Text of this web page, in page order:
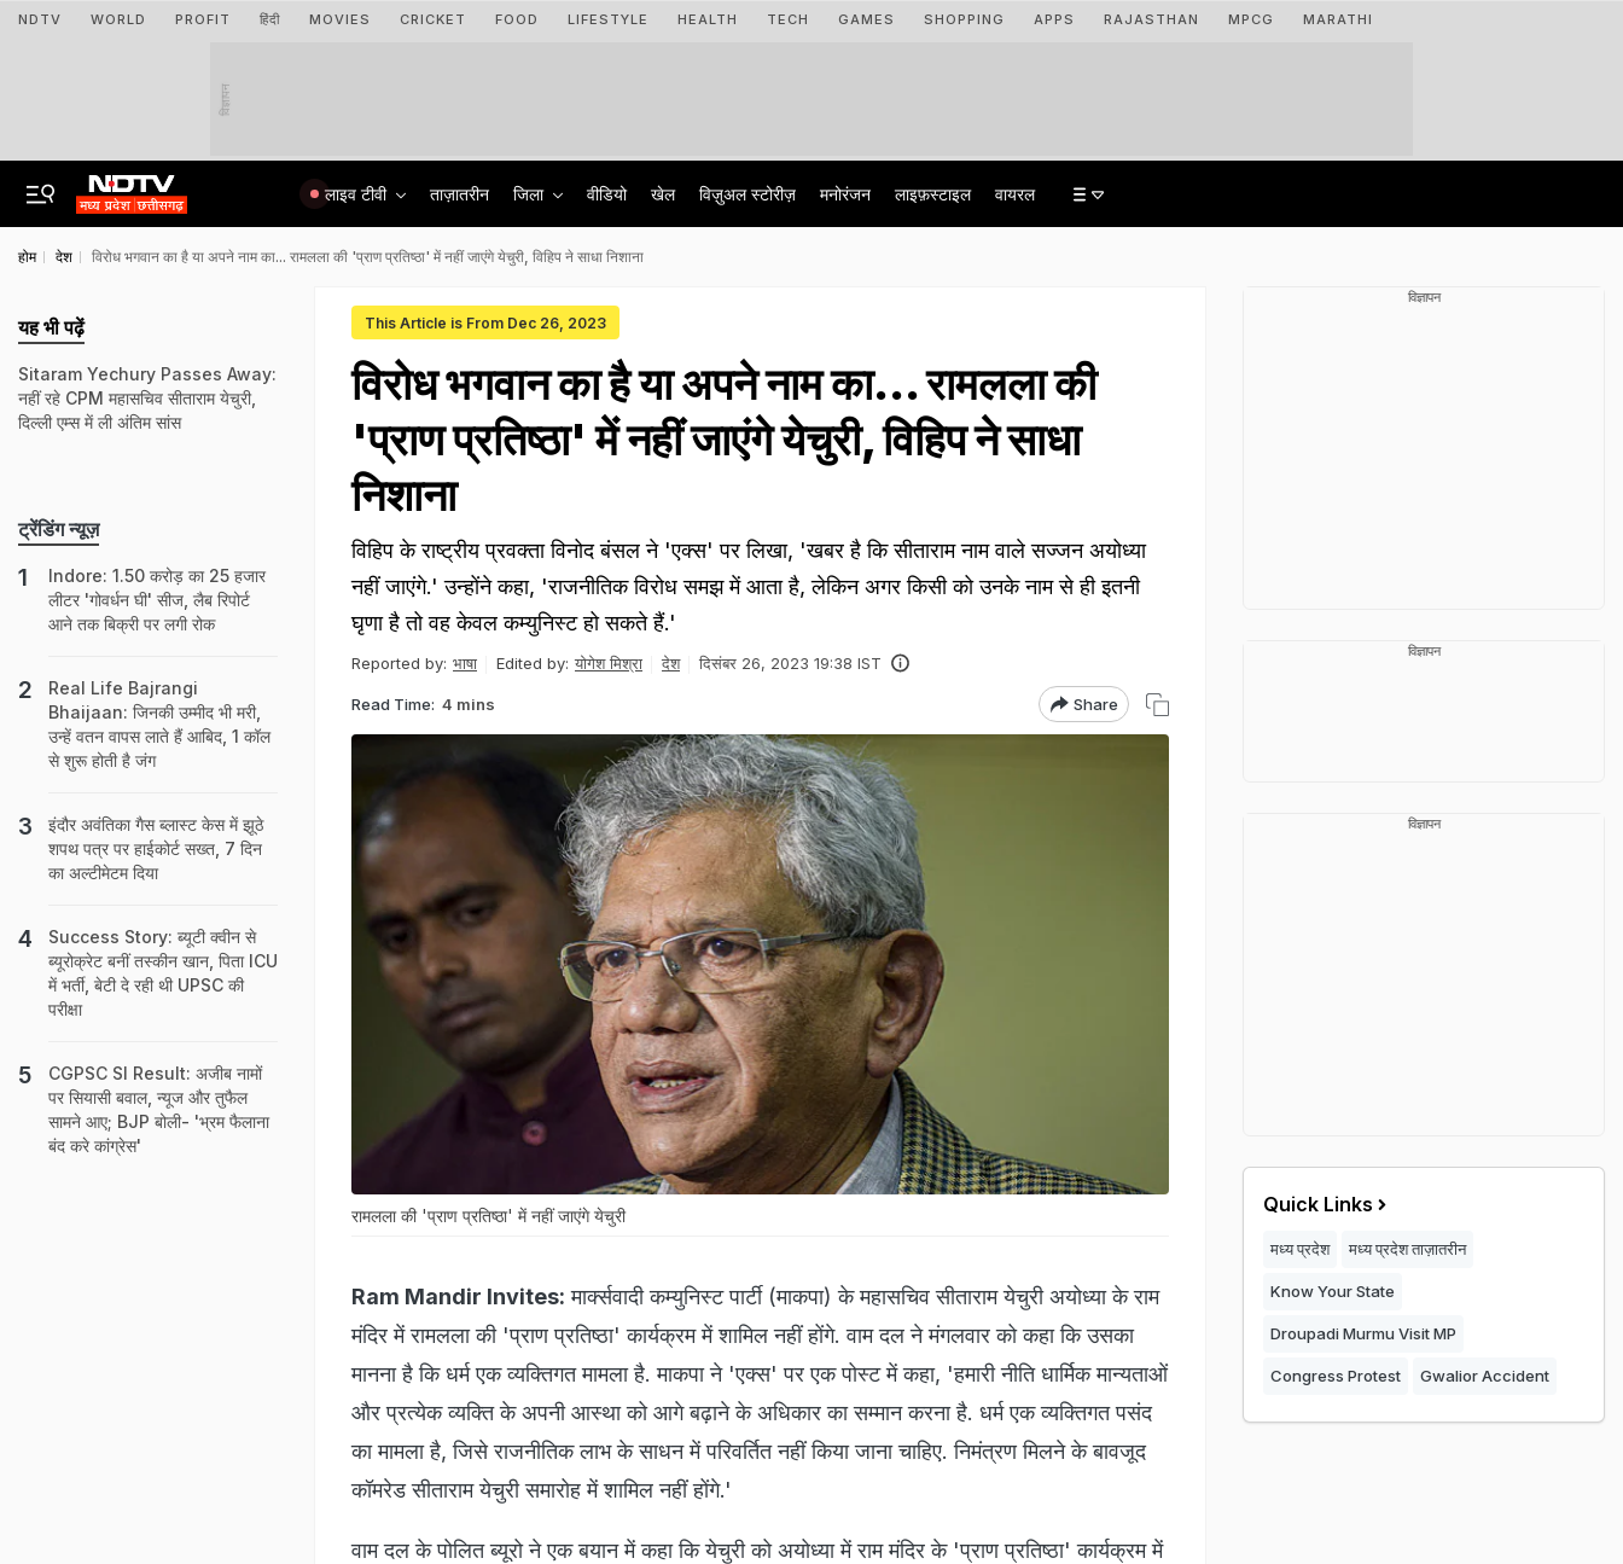
NDTV WORLD PROFIT हिंदी MOVIES CRICKET FOOD LIFESTYLE HEALTH TECH GAMES SHOPPING APPS RAJASTHAN MPCG MARATHI
विज्ञापन
लाइव टीवी ताज़ातरीन जिला वीडियो खेल विज़ुअल स्टोरीज़ मनोरंजन लाइफ़स्टाइल वायरल
होम देश विरोध भगवान का है या अपने नाम का... रामलला की 'प्राण प्रतिष्ठा' में नहीं जाएंगे येचुरी, विहिप ने साधा निशाना
This Article is From Dec 26, 2023
विरोध भगवान का है या अपने नाम का... रामलला की
'प्राण प्रतिष्ठा' में नहीं जाएंगे येचुरी, विहिप ने साधा
निशाना
विहिप के राष्ट्रीय प्रवक्ता विनोद बंसल ने 'एक्स' पर लिखा, 'खबर है कि सीताराम नाम वाले सज्जन अयोध्या
नहीं जाएंगे.' उन्होंने कहा, 'राजनीतिक विरोध समझ में आता है, लेकिन अगर किसी को उनके नाम से ही इतनी
घृणा है तो वह केवल कम्युनिस्ट हो सकते हैं.'
Reported by: भाषा Edited by: योगेश मिश्रा देश दिसंबर 26, 2023 19:38 IST
Read Time: 4 mins Share
रामलला की 'प्राण प्रतिष्ठा' में नहीं जाएंगे येचुरी
Ram Mandir Invites: मार्क्सवादी कम्युनिस्ट पार्टी (माकपा) के महासचिव सीताराम येचुरी अयोध्या के राम
मंदिर में रामलला की 'प्राण प्रतिष्ठा' कार्यक्रम में शामिल नहीं होंगे. वाम दल ने मंगलवार को कहा कि उसका
मानना है कि धर्म एक व्यक्तिगत मामला है. माकपा ने 'एक्स' पर एक पोस्ट में कहा, 'हमारी नीति धार्मिक मान्यताओं
और प्रत्येक व्यक्ति के अपनी आस्था को आगे बढ़ाने के अधिकार का सम्मान करना है. धर्म एक व्यक्तिगत पसंद
का मामला है, जिसे राजनीतिक लाभ के साधन में परिवर्तित नहीं किया जाना चाहिए. निमंत्रण मिलने के बावजूद
कॉमरेड सीताराम येचुरी समारोह में शामिल नहीं होंगे.'
वाम दल के पोलित ब्यूरो ने एक बयान में कहा कि येचुरी को अयोध्या में राम मंदिर के 'प्राण प्रतिष्ठा' कार्यक्रम में
यह भी पढ़ें
Sitaram Yechury Passes Away:
नहीं रहे CPM महासचिव सीताराम येचुरी,
दिल्ली एम्स में ली अंतिम सांस
ट्रेंडिंग न्यूज़
Indore: 1.50 करोड़ का 25 हजार
लीटर 'गोवर्धन घी' सीज, लैब रिपोर्ट
आने तक बिक्री पर लगी रोक
Real Life Bajrangi
Bhaijaan: जिनकी उम्‍मीद भी मरी,
उन्‍हें वतन वापस लाते हैं आबिद, 1 कॉल
से शुरू होती है जंग
इंदौर अवंतिका गैस ब्लास्ट केस में झूठे
शपथ पत्र पर हाईकोर्ट सख्त, 7 दिन
का अल्टीमेटम दिया
Success Story: ब्यूटी क्वीन से
ब्यूरोक्रेट बनीं तस्कीन खान, पिता ICU
में भर्ती, बेटी दे रही थी UPSC की
परीक्षा
CGPSC SI Result: अजीब नामों
पर सियासी बवाल, न्यूज और तुफैल
सामने आए; BJP बोली- 'भ्रम फैलाना
बंद करे कांग्रेस'
विज्ञापन
विज्ञापन
विज्ञापन
Quick Links
मध्य प्रदेश मध्य प्रदेश ताज़ातरीन
Know Your State
Droupadi Murmu Visit MP
Congress Protest Gwalior Accident